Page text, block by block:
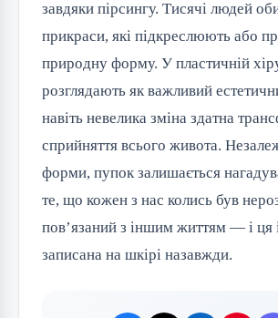
завдяки пірсингу. Тисячі людей
прикраси, які підкреслюють або
природну форму. У пластичній
розглядають як важливий
навіть невелика зміна здатна
сприйняття всього живота.
форми, пупок залишається
те, що кожен з нас колись був
пов’язаний з іншим життям — і ця
записана на шкірі назавжди.